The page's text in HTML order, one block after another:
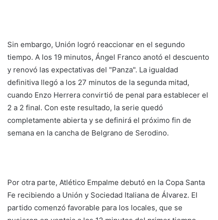
Sin embargo, Unión logró reaccionar en el segundo
tiempo. A los 19 minutos, Ángel Franco anotó el descuento
y renovó las expectativas del "Panza". La igualdad
definitiva llegó a los 27 minutos de la segunda mitad,
cuando Enzo Herrera convirtió de penal para establecer el
2 a 2 final. Con este resultado, la serie quedó
completamente abierta y se definirá el próximo fin de
semana en la cancha de Belgrano de Serodino.
Por otra parte, Atlético Empalme debutó en la Copa Santa
Fe recibiendo a Unión y Sociedad Italiana de Álvarez. El
partido comenzó favorable para los locales, que se